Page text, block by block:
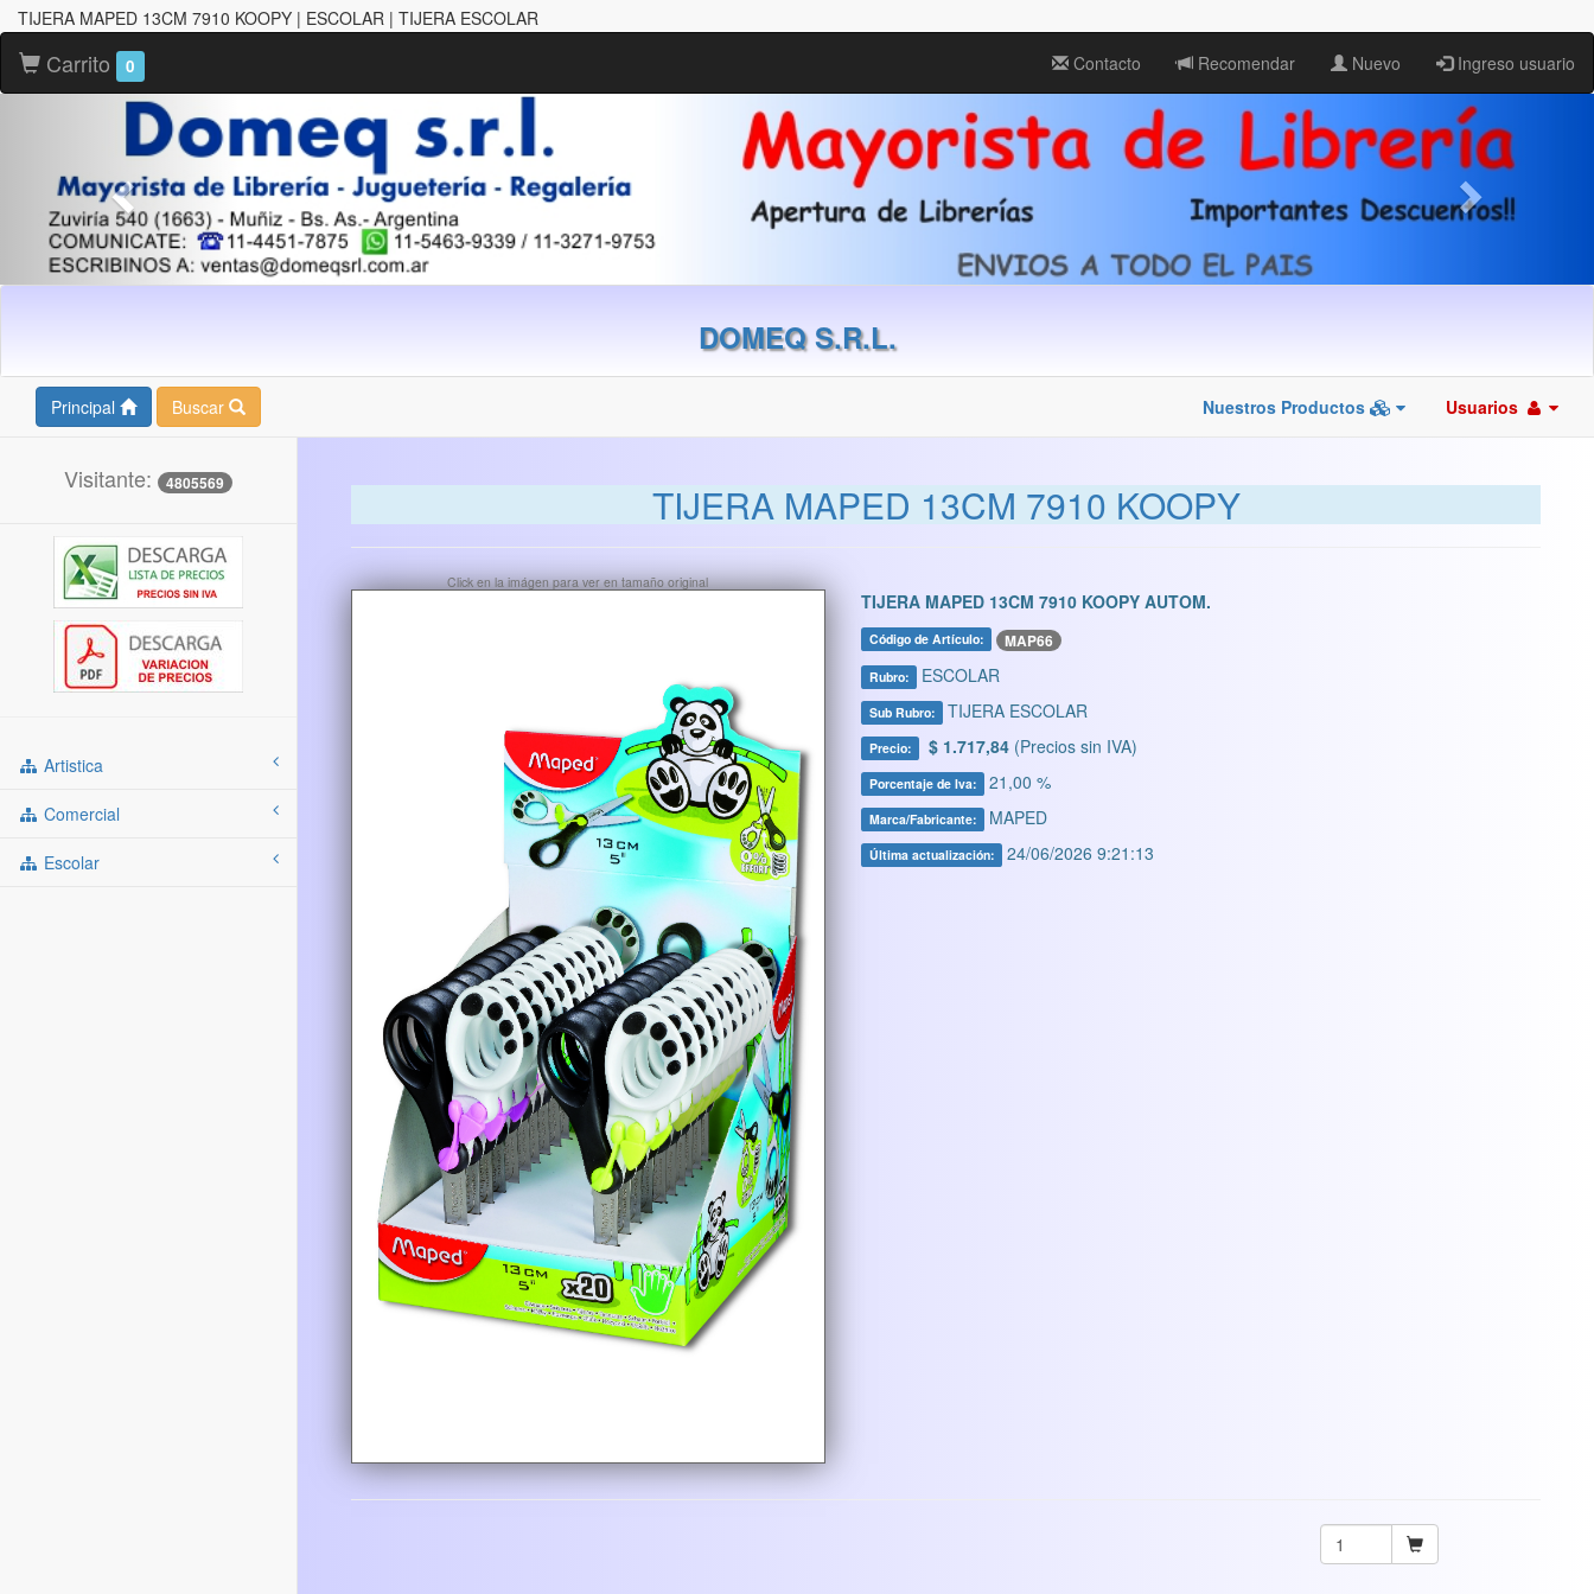
TIJERA MAPED 13CM 7910 KOOPY | ESCOLAR | TIJERA ESCOLAR
Carrito 0 Contacto Recomendar Nuevo Ingreso usuario
DOMEQ S.R.L.
Principal Buscar Nuestros Productos Usuarios
Visitante: 4805569
Artistica
Comercial
Escolar
TIJERA MAPED 13CM 7910 KOOPY
Click en la imágen para ver en tamaño original
TIJERA MAPED 13CM 7910 KOOPY AUTOM.
Código de Artículo: MAP66
Rubro: ESCOLAR
Sub Rubro: TIJERA ESCOLAR
Precio: $ 1.717,84 (Precios sin IVA)
Porcentaje de Iva: 21,00 %
Marca/Fabricante: MAPED
Última actualización: 24/06/2026 9:21:13